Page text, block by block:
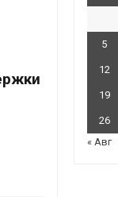
5
12
19
26
« Авг